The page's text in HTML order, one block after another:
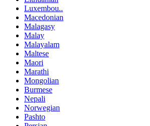
Luxembou..
Macedonian
Malagasy
Malay
Malayalam
Maltese
Maori
Marathi
Mongolian
Burmese
Nepali
Norwegian
Pashto